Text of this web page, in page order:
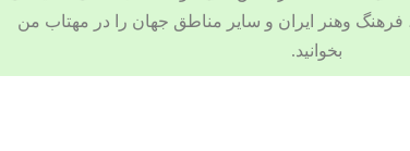
فرهنگ وهنر ایران و سایر مناطق جهان را در مهتاب من
بخوانید.